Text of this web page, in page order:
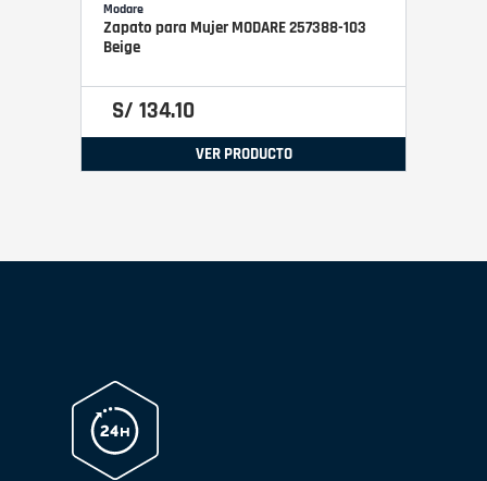
Modare
Zapato para Mujer MODARE 257388-103
Beige
S/ 134.10
VER PRODUCTO